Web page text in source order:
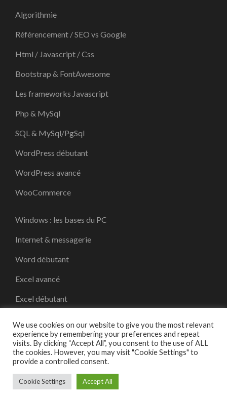
Algorithmie
Référencement / SEO vs Google
Html / Javascript / Css
Bootstrap & FontAwesome
Les frameworks Javascript
Php & MySql
SQL & MySql/PgSql
WordPress débutant
WordPress avancé
WooCommerce
Windows : les bases du PC
Internet & messagerie
Word débutant
Excel avancé
Excel débutant
Droit d'auteur et copie ;2026
Education Zone | Développé par
WordPress
We use cookies on our website to give you the most relevant
experience by remembering your preferences and repeat
visits. By clicking “Accept All”, you consent to the use of ALL
the cookies. However, you may visit "Cookie Settings" to
provide a controlled consent.
Cookie Settings Accept All